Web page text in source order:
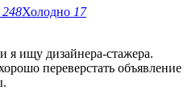
248Холодно 17
я ищу дизайнера-стажера.
переверстать объявление